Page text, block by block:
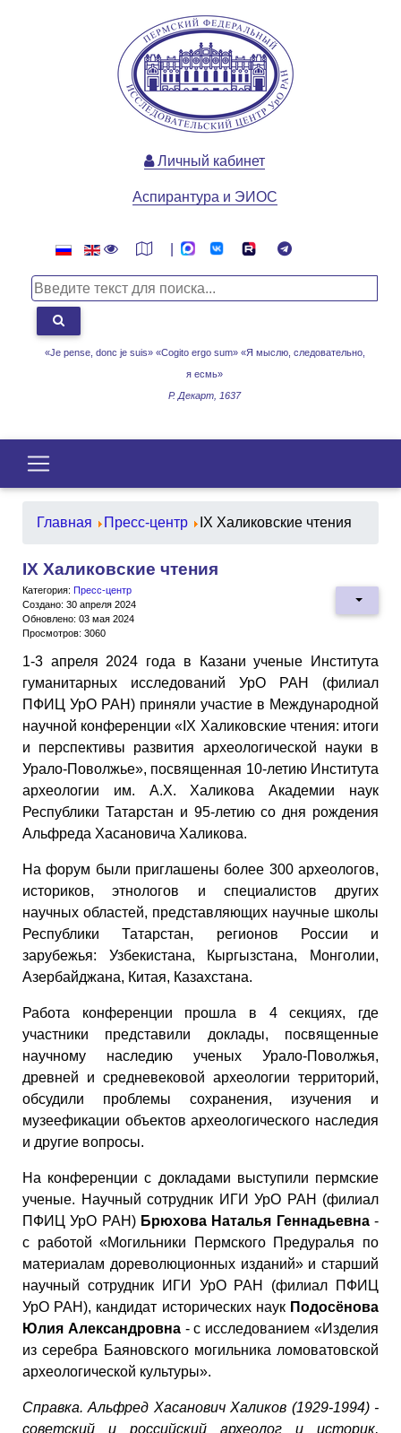
«Je pense, donc je suis» «Cogito ergo sum» «Я мыслю, следовательно,
я есмь»
Р. Декарт, 1637
Личный кабинет
Аспирантура и ЭИОС
Главная Пресс-центр IX Халиковские чтения
IX Халиковские чтения
Категория: Пресс-центр
Создано: 30 апреля 2024
Обновлено: 03 мая 2024
Просмотров: 3060
1-3 апреля 2024 года в Казани ученые Института
гуманитарных исследований УрО РАН (филиал
ПФИЦ УрО РАН) приняли участие в Международной
научной конференции «IX Халиковские чтения: итоги
и перспективы развития археологической науки в
Урало-Поволжье», посвященная 10-летию Института
археологии им. А.Х. Халикова Академии наук
Республики Татарстан и 95-летию со дня рождения
Альфреда Хасановича Халикова.
На форум были приглашены более 300 археологов,
историков, этнологов и специалистов других
научных областей, представляющих научные школы
Республики Татарстан, регионов России и
зарубежья: Узбекистана, Кыргызстана, Монголии,
Азербайджана, Китая, Казахстана.
Работа конференции прошла в 4 секциях, где
участники представили доклады, посвященные
научному наследию ученых Урало-Поволжья,
древней и средневековой археологии территорий,
обсудили проблемы сохранения, изучения и
музеефикации объектов археологического наследия
и другие вопросы.
На конференции с докладами выступили пермские
ученые. Научный сотрудник ИГИ УрО РАН (филиал
ПФИЦ УрО РАН) Брюхова Наталья Геннадьевна-
с работой «Могильники Пермского Предуралья по
материалам дореволюционных изданий» и старший
научный сотрудник ИГИ УрО РАН (филиал ПФИЦ
УрО РАН), кандидат исторических наук Подосёнова
Юлия Александровна- с исследованием «Изделия
из серебра Баяновского могильника ломоватовской
археологической культуры».
Справка. Альфред Хасанович Халиков (1929-1994) -
советский и российский археолог и историк,